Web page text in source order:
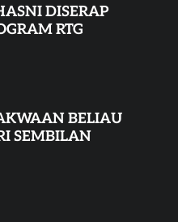
DISERAP
RTG
BELIAU
SEMBILAN